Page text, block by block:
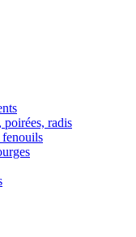
poirées, radis